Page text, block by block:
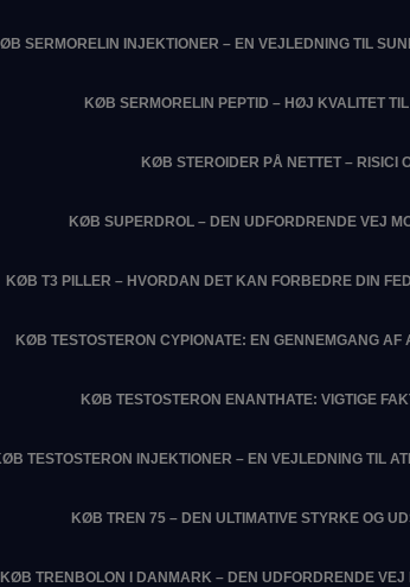
SERMORELIN INJEKTIONER – EN VEJLEDNING TIL
KØB SERMORELIN PEPTID – HØJ KVALITET
KØB STEROIDER PÅ NETTET – RISICI
KØB SUPERDROL – DEN UDFORDRENDE VEJ
KØB T3 PILLER – HVORDAN DET KAN FORBEDRE DIN
KØB TESTOSTERON CYPIONATE: EN GENNEMGANG
KØB TESTOSTERON ENANTHATE: VIGTIGE
TESTOSTERON INJEKTIONER – EN VEJLEDNING TIL
KØB TREN 75 – DEN ULTIMATIVE STYRKE OG
KØB TRENBOLON I DANMARK – DEN UDFORDRENDE